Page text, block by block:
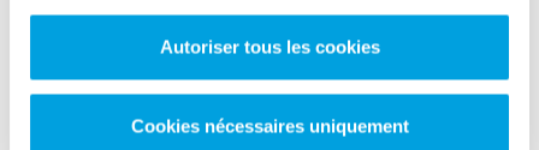
Autoriser tous les cookies
Cookies nécessaires uniquement
Rose, à seulement 10 minutes en voiture du centre-ville toulousain.